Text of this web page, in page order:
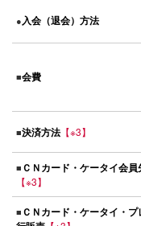
●入会（退会）方法
■会費
■決済方法 【※3】
■ＣＮカード・ケータイ会
【※3】
■ＣＮカード・ケータイ・